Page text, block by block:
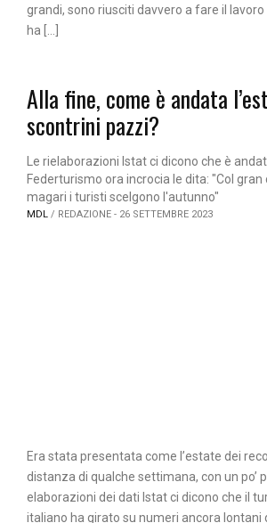
grandi, sono riusciti davvero a fare il lavoro
ha […]
Alla fine, come è andata
scontrini pazzi?
Le rielaborazioni Istat ci dicono che è
Federturismo ora incrocia le dita: "Col gran
magari i turisti scelgono l'autunno"
MDL / REDAZIONE - 26 SETTEMBRE 2023
Era stata presentata come l’estate dei
distanza di qualche settimana, con un po’
elaborazioni dei dati Istat ci dicono che il
italiano ha girato su numeri ancora lontani